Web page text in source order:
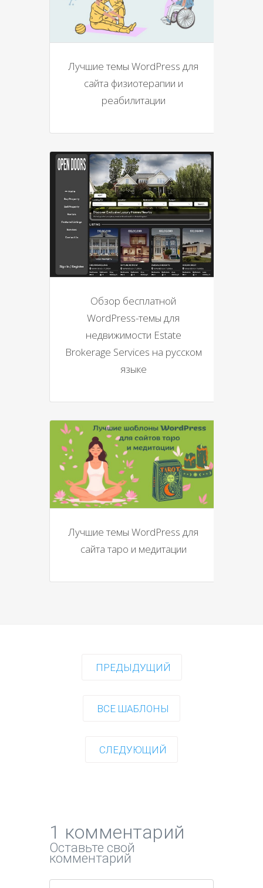
Лучшие темы WordPress для
сайта физиотерапии и
реабилитации
Обзор бесплатной
WordPress-темы для
недвижимости Estate
Brokerage Services на русском
языке
Лучшие темы WordPress для
сайта таро и медитации
ПРЕДЫДУЩИЙ
ВСЕ ШАБЛОНЫ
СЛЕДУЮЩИЙ
1 комментарий
Оставьте свой
комментарий